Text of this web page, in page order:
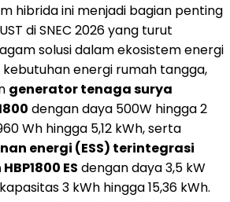
hibrida ini menjadi bagian penting
di SNEC 2026 yang turut
solusi dalam ekosistem energi
energi rumah tangga,
generator tenaga surya
dengan daya 500W hingga 2
Wh hingga 5,12 kWh, serta
energi (ESS) terintegrasi
ES dengan daya 3,5 kW
3 kWh hingga 15,36 kWh.